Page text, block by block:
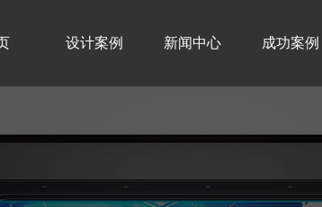
设计案例 新闻中心 成功案例